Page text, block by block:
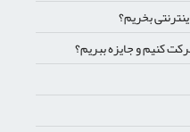
بخریم؟
کنیم و جایزه ببریم؟